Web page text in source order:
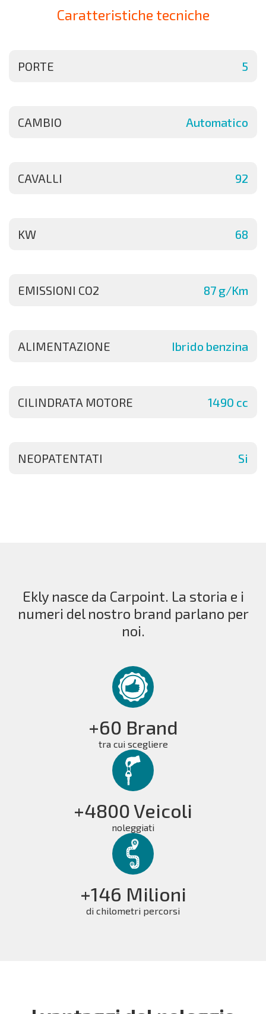
Caratteristiche tecniche
PORTE 5
CAMBIO Automatico
CAVALLI 92
KW 68
EMISSIONI CO2 87 g/Km
ALIMENTAZIONE Ibrido benzina
CILINDRATA MOTORE 1490 cc
NEOPATENTATI Si
Ekly nasce da Carpoint. La storia e i
numeri del nostro brand parlano per
noi.
+60 Brand
tra cui scegliere
+4800 Veicoli
noleggiati
+146 Milioni
di chilometri percorsi